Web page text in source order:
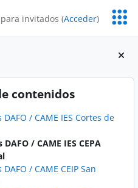
invitados (Acceder)
contenidos
contenidos
/ CAME IES Cortes de
/ CAME IES CEPA
/ CAME CEIP San